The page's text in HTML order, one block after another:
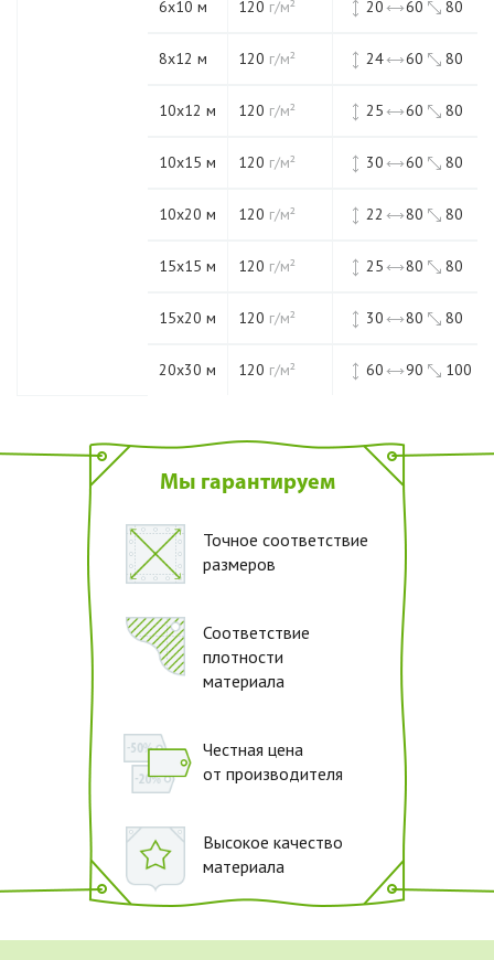
6х10 м 120 г/м² 20 60 80
8х12 м 120 г/м² 24 60 80
10х12 м 120 г/м² 25 60 80
10х15 м 120 г/м² 30 60 80
10х20 м 120 г/м² 22 80 80
15х15 м 120 г/м² 25 80 80
15х20 м 120 г/м² 30 80 80
20х30 м 120 г/м² 60 90 100
Мы гарантируем
Точное соответствие
размеров
Соответствие
плотности
материала
Честная цена
от производителя
Высокое качество
материала